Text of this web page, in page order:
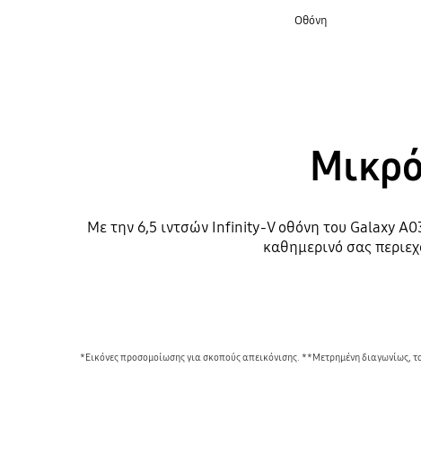
Οθόνη
Με την 6,5 ιντσών Infinity-V οθόνη του Galaxy
καθημερινό σας
*Εικόνες προσομοίωσης για σκοπούς απεικόνισης. **Μετρημένη διαγωνίως,